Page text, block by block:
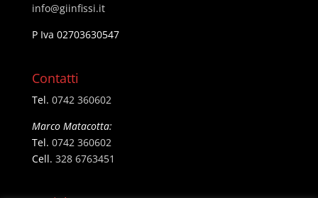
ti.issifniig
@ofni
P Iva 02703630547
Contatti
Tel. 0742 360602
Marco Matacotta:
Tel. 0742 360602
Cell. 328 6763451